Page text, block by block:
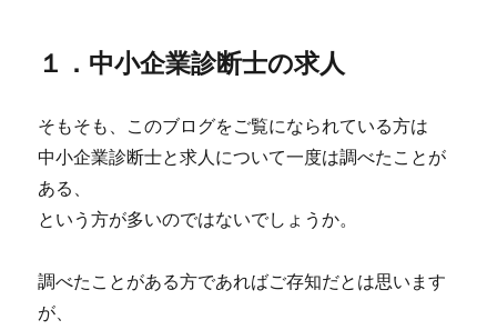
１．中小企業診断士の求人
そもそも、このブログをご覧になられている方は
中小企業診断士と求人について一度は調べたことが
ある、
という方が多いのではないでしょうか。
調べたことがある方であればご存知だとは思います
が、